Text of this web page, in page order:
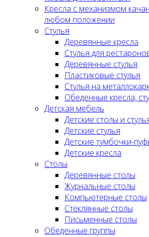
Кресла с механизмом
любом положении
Стулья
Деревянные кресла
Стулья для
Деревянные стулья
Пластиковые стулья
Стулья на
Обеденные кресла,
Детская мебель
Детские столы и
Детские стулья
Детские тумбочки-
Детские кресла
Столы
Деревянные столы
Журнальные столы
Компьютерные столы
Стеклянные столы
Письменные столы
Обеденные группы